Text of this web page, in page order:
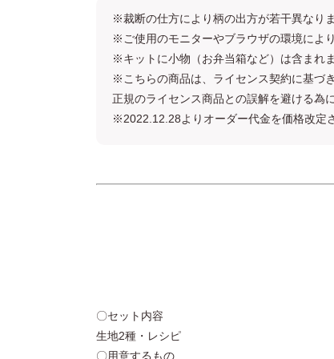
※裁断の仕方により柄の出方が若干異なりま
※ご使用のモニターやブラウザの環境によ
※キットに小物（お弁当箱など）は含まれま
※こちらの商品は、ライセンス契約に基づ
正規のライセンス商品との誤解を避ける為
※2022.12.28よりオーダー代金を価格改定
〇セット内容
生地2種・レシピ
〇用意するもの